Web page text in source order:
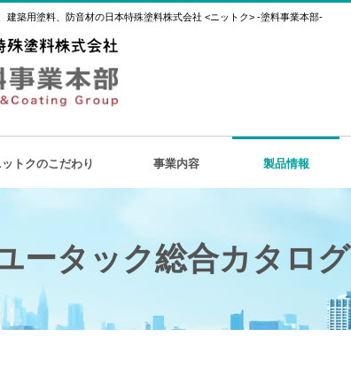
建築用塗料、防音材の日本特殊塗料株式会社 <ニットク> -塗料事業本部-
ットクのこだわり 事業内容 製品情報
ータック総合カタログ